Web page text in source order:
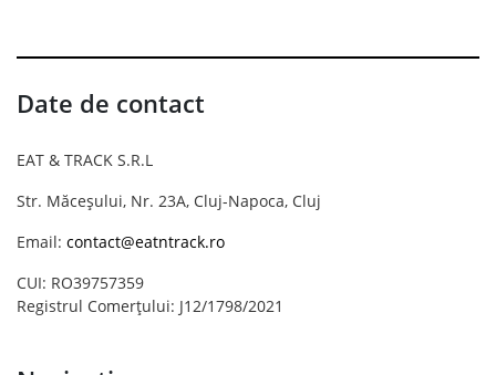
Date de contact
EAT & TRACK S.R.L
Str. Măceșului, Nr. 23A, Cluj-Napoca, Cluj
Email: contact@eatntrack.ro
CUI: RO39757359
Registrul Comerțului: J12/1798/2021